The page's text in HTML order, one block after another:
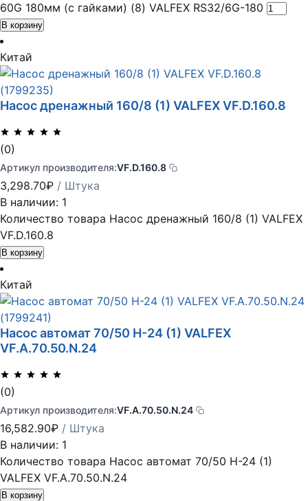
60G 180мм (с гайками) (8) VALFEX RS32/6G-180
В корзину
Китай
Насос дренажный 160/8 (1) VALFEX VF.D.160.8
(0)
Артикул производителя:VF.D.160.8
3,298.70₽ / Штука
В наличии: 1
Количество товара Насос дренажный 160/8 (1) VALFEX
VF.D.160.8
В корзину
Китай
Насос автомат 70/50 Н-24 (1) VALFEX
VF.A.70.50.N.24
(0)
Артикул производителя:VF.A.70.50.N.24
16,582.90₽ / Штука
В наличии: 1
Количество товара Насос автомат 70/50 Н-24 (1)
VALFEX VF.A.70.50.N.24
В корзину